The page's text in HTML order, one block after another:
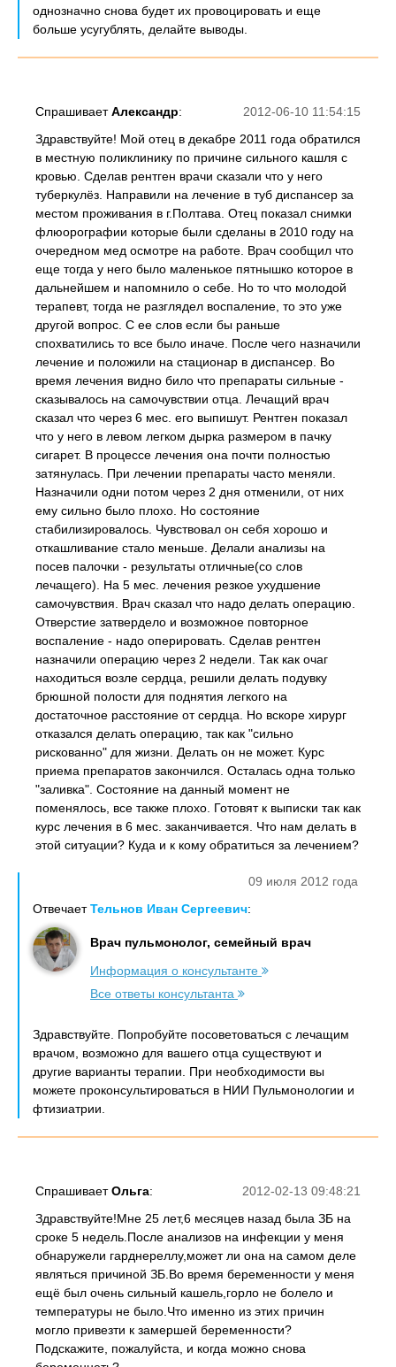
однозначно снова будет их провоцировать и еще
больше усугублять, делайте выводы.
2012-06-10 11:54:15
СпрашиваетАлександр:
Здравствуйте! Мой отец в декабре 2011 года обратился
в местную поликлинику по причине сильного кашля с
кровью. Сделав рентген врачи сказали что у него
туберкулёз. Направили на лечение в туб диспансер за
местом проживания в г.Полтава. Отец показал снимки
флюорографии которые были сделаны в 2010 году на
очередном мед осмотре на работе. Врач сообщил что
еще тогда у него было маленькое пятнышко которое в
дальнейшем и напомнило о себе. Но то что молодой
терапевт, тогда не разглядел воспаление, то это уже
другой вопрос. С ее слов если бы раньше
спохватились то все было иначе. После чего назначили
лечение и положили на стационар в диспансер. Во
время лечения видно било что препараты сильные -
сказывалось на самочувствии отца. Лечащий врач
сказал что через 6 мес. его выпишут. Рентген показал
что у него в левом легком дырка размером в пачку
сигарет. В процессе лечения она почти полностью
затянулась. При лечении препараты часто меняли.
Назначили одни потом через 2 дня отменили, от них
ему сильно было плохо. Но состояние
стабилизировалось. Чувствовал он себя хорошо и
откашливание стало меньше. Делали анализы на
посев палочки - результаты отличные(со слов
лечащего). На 5 мес. лечения резкое ухудшение
самочувствия. Врач сказал что надо делать операцию.
Отверстие затвердело и возможное повторное
воспаление - надо оперировать. Сделав рентген
назначили операцию через 2 недели. Так как очаг
находиться возле сердца, решили делать подувку
брюшной полости для поднятия легкого на
достаточное расстояние от сердца. Но вскоре хирург
отказался делать операцию, так как "сильно
рискованно" для жизни. Делать он не может. Курс
приема препаратов закончился. Осталась одна только
"заливка". Состояние на данный момент не
поменялось, все также плохо. Готовят к выписки так как
курс лечения в 6 мес. заканчивается. Что нам делать в
этой ситуации? Куда и к кому обратиться за лечением?
09 июля 2012 года
ОтвечаетТельнов Иван Сергеевич:
Врач пульмонолог, семейный врач
Информация о консультанте
Все ответы консультанта
Здравствуйте. Попробуйте посоветоваться с лечащим
врачом, возможно для вашего отца существуют и
другие варианты терапии. При необходимости вы
можете проконсультироваться в НИИ Пульмонологии и
фтизиатрии.
2012-02-13 09:48:21
СпрашиваетОльга:
Здравствуйте!Мне 25 лет,6 месяцев назад была ЗБ на
сроке 5 недель.После анализов на инфекции у меня
обнаружели гарднереллу,может ли она на самом деле
являться причиной ЗБ.Во время беременности у меня
ещё был очень сильный кашель,горло не болело и
температуры не было.Что именно из этих причин
могло привезти к замершей беременности?
Подскажите, пожалуйста, и когда можно снова